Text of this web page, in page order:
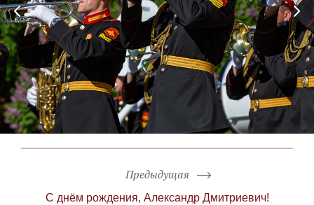
Предыдущая
С днём рождения, Александр Дмитриевич!